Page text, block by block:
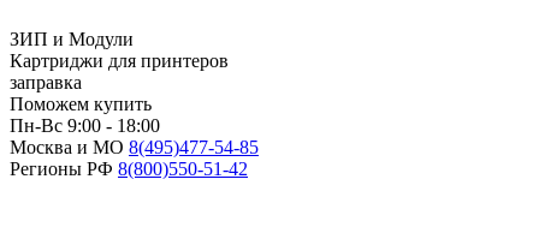
ЗИП и Модули
Картриджи для принтеров
заправка
Поможем купить
Пн-Вс 9:00 - 18:00
Москва и МО 8(495)477-54-85
Регионы РФ 8(800)550-51-42